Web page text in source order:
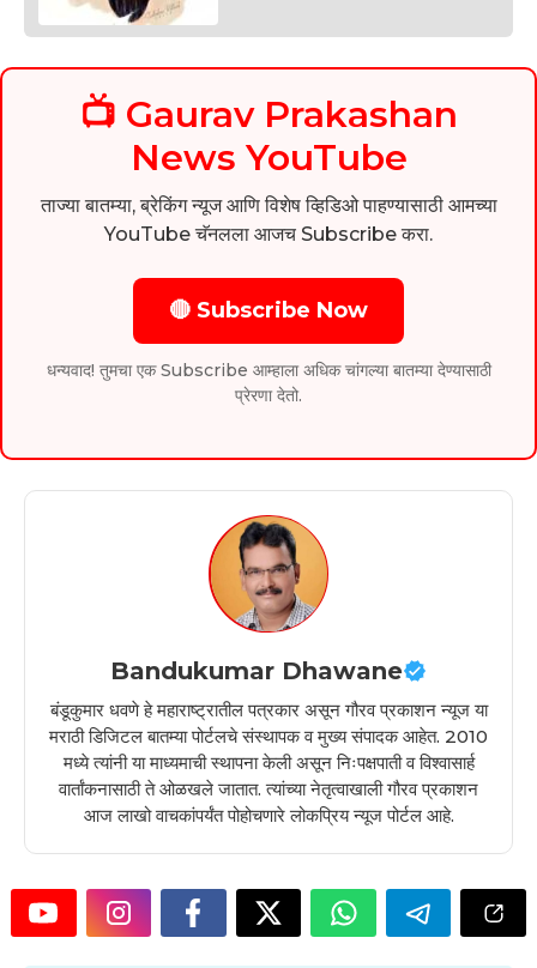
📺 Gaurav Prakashan
News YouTube
ताज्या बातम्या, ब्रेकिंग न्यूज आणि विशेष व्हिडिओ पाहण्यासाठी आमच्या
YouTube चॅनलला आजच Subscribe करा.
🔴 Subscribe Now
धन्यवाद! तुमचा एक Subscribe आम्हाला अधिक चांगल्या बातम्या देण्यासाठी
प्रेरणा देतो.
Bandukumar Dhawane
बंडूकुमार धवणे हे महाराष्ट्रातील पत्रकार असून गौरव प्रकाशन न्यूज या
मराठी डिजिटल बातम्या पोर्टलचे संस्थापक व मुख्य संपादक आहेत. 2010
मध्ये त्यांनी या माध्यमाची स्थापना केली असून निःपक्षपाती व विश्वासार्ह
वार्तांकनासाठी ते ओळखले जातात. त्यांच्या नेतृत्वाखाली गौरव प्रकाशन
आज लाखो वाचकांपर्यंत पोहोचणारे लोकप्रिय न्यूज पोर्टल आहे.